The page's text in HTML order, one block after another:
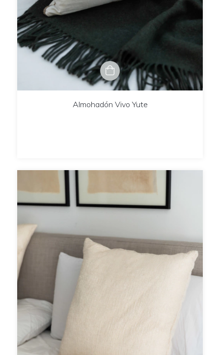
Almohadón Vivo Yute